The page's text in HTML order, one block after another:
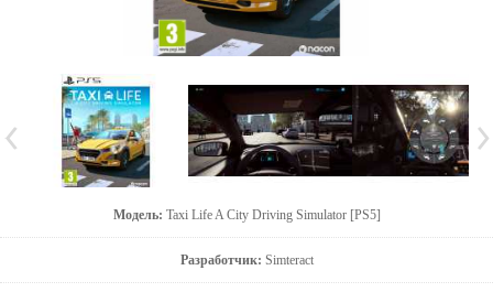
Модель: Taxi Life A City Driving Simulator [PS5]
Разработчик: Simteract